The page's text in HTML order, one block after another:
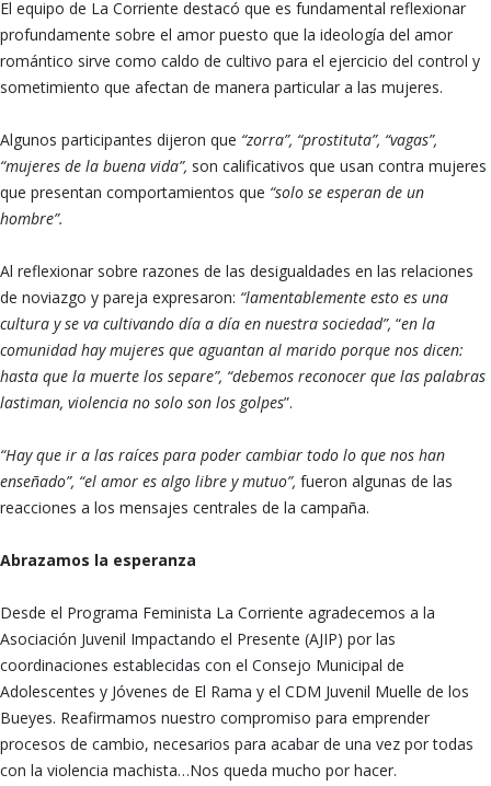
El equipo de La Corriente destacó que es fundamental reflexionar
profundamente sobre el amor puesto que la ideología del amor
romántico sirve como caldo de cultivo para el ejercicio del control y
sometimiento que afectan de manera particular a las mujeres.
Algunos participantes dijeron que “zorra”, “prostituta”, “vagas”,
“mujeres de la buena vida”, son calificativos que usan contra mujeres
que presentan comportamientos que “solo se esperan de un
hombre”.
Al reflexionar sobre razones de las desigualdades en las relaciones
de noviazgo y pareja expresaron: “lamentablemente esto es una
cultura y se va cultivando día a día en nuestra sociedad”, “en la
comunidad hay mujeres que aguantan al marido porque nos dicen:
hasta que la muerte los separe”, “debemos reconocer que las palabras
lastiman, violencia no solo son los golpes”.
“Hay que ir a las raíces para poder cambiar todo lo que nos han
enseñado”, “el amor es algo libre y mutuo”, fueron algunas de las
reacciones a los mensajes centrales de la campaña.
Abrazamos la esperanza
Desde el Programa Feminista La Corriente agradecemos a la
Asociación Juvenil Impactando el Presente (AJIP) por las
coordinaciones establecidas con el Consejo Municipal de
Adolescentes y Jóvenes de El Rama y el CDM Juvenil Muelle de los
Bueyes. Reafirmamos nuestro compromiso para emprender
procesos de cambio, necesarios para acabar de una vez por todas
con la violencia machista…Nos queda mucho por hacer.